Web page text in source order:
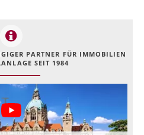
PARTNER FÜR IMMOBILIEN
SEIT 1984